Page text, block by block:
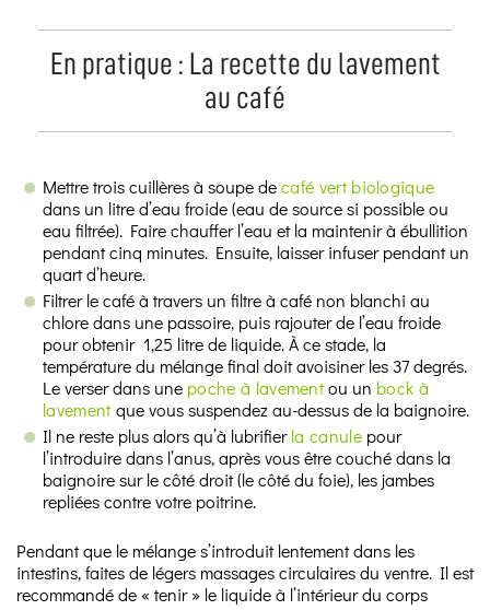
En pratique : La recette du lavement
au café
Mettre trois cuillères à soupe decafé vert biologique
dans un litre d’eau froide (eau de source si possible ou
eau filtrée). Faire chauffer l’eau et la maintenir à ébullition
pendant cinq minutes. Ensuite, laisser infuser pendant un
quart d’heure.
Filtrer le café à travers un filtre à café non blanchi au
chlore dans une passoire, puis rajouter de l’eau froide
pour obtenir 1,25 litre de liquide. À ce stade, la
température du mélange final doit avoisiner les 37 degrés.
Le verser dans une poche à lavementou un bock à
lavementque vous suspendez au-dessus de la baignoire.
Il ne reste plus alors qu’à lubrifierla canulepour
l’introduire dans l’anus, après vous être couché dans la
baignoire sur le côté droit (le côté du foie), les jambes
repliées contre votre poitrine.
Pendant que le mélange s’introduit lentement dans les
intestins, faites de légers massages circulaires du ventre. Il est
recommandé de « tenir » le liquide à l’intérieur du corps